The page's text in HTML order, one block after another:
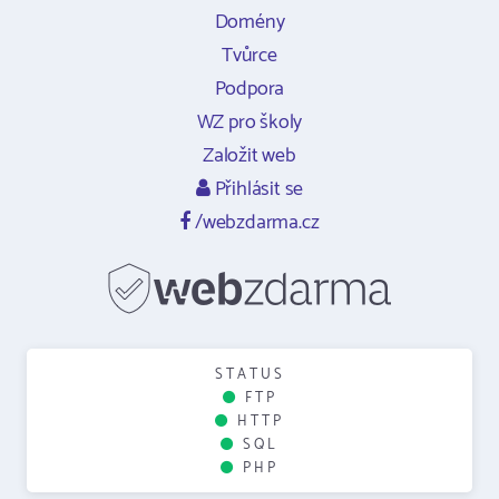
Domény
Tvůrce
Podpora
WZ pro školy
Založit web
Přihlásit se
/webzdarma.cz
STATUS
FTP
HTTP
SQL
PHP